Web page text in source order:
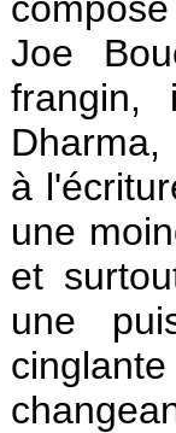
Joe
à
une
et
une